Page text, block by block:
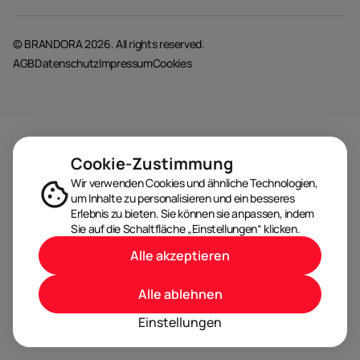
© BRANDORA 2026. All rights reserved.
AGBDatenschutzImpressumCookies
Cookie-Zustimmung
Wir verwenden Cookies und ähnliche Technologien,
um Inhalte zu personalisieren und ein besseres
Erlebnis zu bieten. Sie können sie anpassen, indem
Sie auf die Schaltfläche „Einstellungen“ klicken.
Einstellungen
Alle ablehnen
Alle akzeptieren